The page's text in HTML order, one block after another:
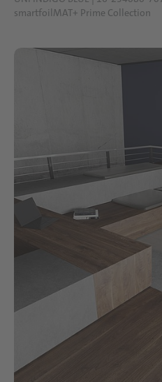
smartfoilMAT+ Prime Collection